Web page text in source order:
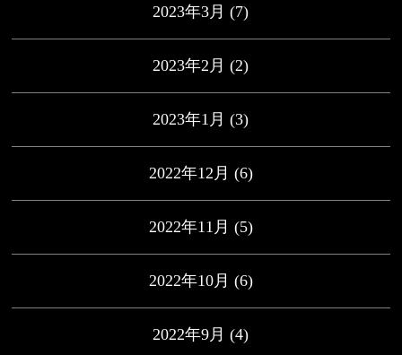
2023年3月 (7)
2023年2月 (2)
2023年1月 (3)
2022年12月 (6)
2022年11月 (5)
2022年10月 (6)
2022年9月 (4)